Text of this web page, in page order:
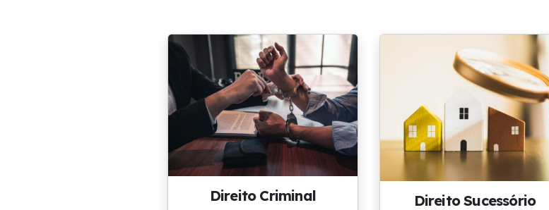
Direito Criminal Direito Sucessório